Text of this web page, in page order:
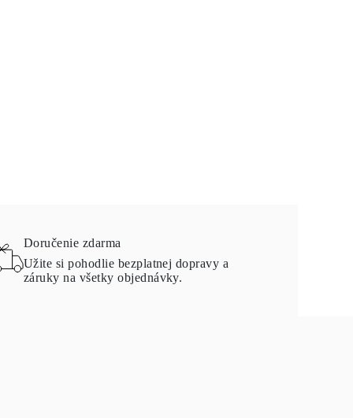
Doručenie zdarma
Užite si pohodlie bezplatnej dopravy a
záruky na všetky objednávky.